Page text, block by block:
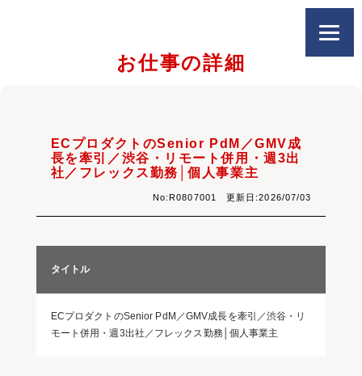
お仕事の詳細
ECプロダクトのSenior PdM／GMV成
長を牽引／渋谷・リモート併用・週3出
社／フレックス勤務│個人事業主
No:R0807001 更新日:2026/07/03
タイトル
ECプロダクトのSenior PdM／GMV成長を牽引／渋谷・リ
モート併用・週3出社／フレックス勤務│個人事業主